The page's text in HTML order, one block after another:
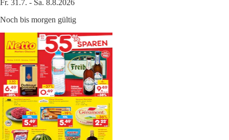
Fr. 31.7. - Sa. 8.8.2026
Noch bis morgen gültig